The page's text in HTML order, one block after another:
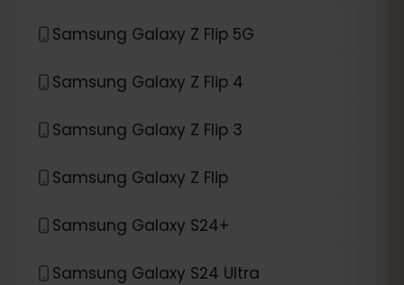
Samsung Galaxy Z Flip 5G
Samsung Galaxy Z Flip 4
Samsung Galaxy Z Flip 3
Samsung Galaxy Z Flip
Samsung Galaxy S24+
Samsung Galaxy S24 Ultra